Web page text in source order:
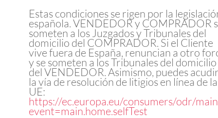
Estas condiciones se rigen por la
española. VENDEDOR y COMPRADOR
someten a los Juzgados y Tribunales del
domicilio del COMPRADOR. Si el Cliente
vive fuera de España, renuncian a otro
y se someten a los Tribunales del domicilio
del VENDEDOR. Asimismo, puedes
la vía de resolución de litigios en línea de la
UE:
https://ec.europa.eu/consumers/odr/
event=main.home.selfTest